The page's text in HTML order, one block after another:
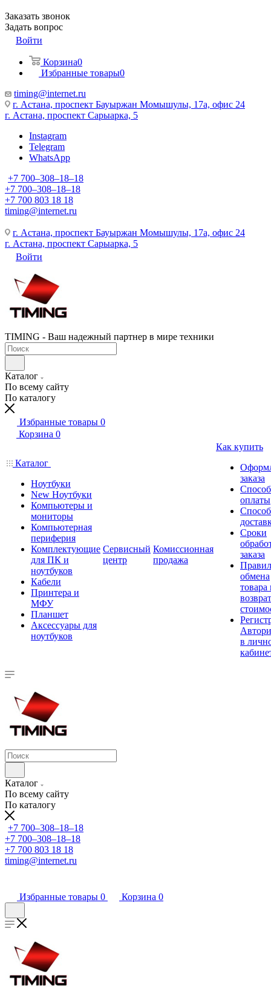
Заказать звонок
Задать вопрос
Войти
Корзина0
Избранные товары0
timing@internet.ru
г. Астана, проспект Бауыржан Момышулы, 17а, офис 24
г. Астана, проспект Сарыарка, 5
Instagram
Telegram
WhatsApp
+7 700‒308‒18‒18
+7 700‒308‒18‒18
+7 700 803 18 18
timing@internet.ru
г. Астана, проспект Бауыржан Момышулы, 17а, офис 24
г. Астана, проспект Сарыарка, 5
Войти
TIMING - Ваш надежный партнер в мире техники
Каталог
По всему сайту
По каталогу
Избранные товары 0
Корзина 0
Каталог
Ноутбуки
New Ноутбуки
Компьютеры и
мониторы
Компьютерная
периферия
Комплектующие
для ПК и
ноутбуков
Кабели
Принтера и
МФУ
Планшет
Аксессуары для
ноутбуков
Сервисный
центр
Комиссионная
продажа
Как купить
заказа
оплаты
Сроки
заказа
обмена
товара
в
Каталог
По всему сайту
По каталогу
+7 700‒308‒18‒18
+7 700‒308‒18‒18
+7 700 803 18 18
timing@internet.ru
Избранные товары 0 Корзина 0